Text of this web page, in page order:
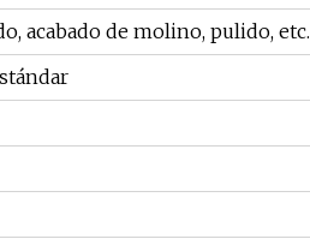
acabado de molino, pulido, etc.